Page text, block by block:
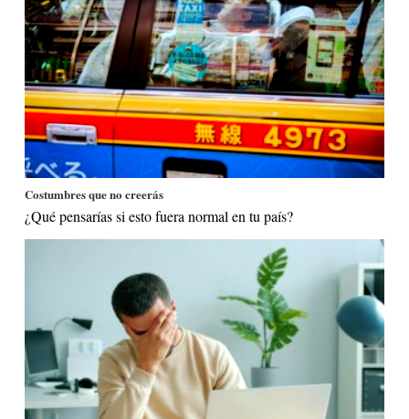
Costumbres que no creerás
¿Qué pensarías si esto fuera normal en tu país?